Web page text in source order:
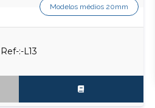
Ref-:-L13
Modelos médios 20mm